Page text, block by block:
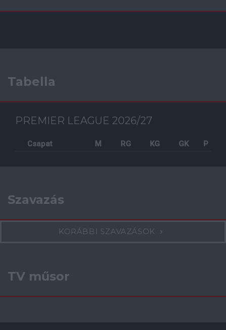
Tabella
PREMIER LEAGUE 2026/27
Csapat M RG KG GK P
Szavazás
KORÁBBI SZAVAZÁSOK
TV műsor